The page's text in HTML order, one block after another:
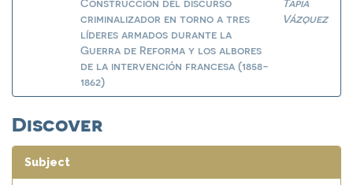
Construcción del discurso
criminalizador en torno a tres
líderes armados durante la
Guerra de Reforma y los albores
de la intervención francesa (1858-
1862)
Tapia
Vázquez
Discover
Subject